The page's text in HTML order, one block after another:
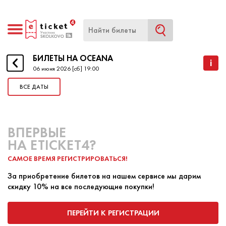
БИЛЕТЫ НА OCEANA
НАЧАЛО
Oceana (Осеана Мальманн / Oceana
Mahlmann)едет в Россию с серией концертов —
это живой соул-вокал, регги-грув и поп-энергия,
которые мгновенно заряжают зал.
Мировую известность ей принесли альбом Love
ПРОДАЖА БИЛЕТА
БИЛЕТЫ НА OCEANA
06 июня 2026 [сб] 19:00 i
ВСЕ ДАТЫ
ВПЕРВЫЕ
НА ETICKET4?
САМОЕ ВРЕМЯ РЕГИСТРИРОВАТЬСЯ!
За приобретение билетов на нашем сервисе мы дарим
скидку 10% на все последующие покупки!
ПЕРЕЙТИ К РЕГИСТРАЦИИ